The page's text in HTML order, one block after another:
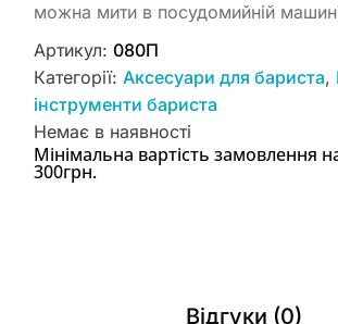
можна мити в посудомийній
Артикул: 080П
Категорії: Аксесуари для бариста,
інструменти бариста
Немає в наявності
Мінімальна вартість замовлення
300грн.
Відгуки (0)